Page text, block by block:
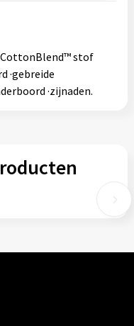
stof
·gebreide
·zijnaden.